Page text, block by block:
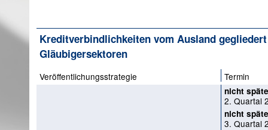
Kreditverbindlichkeiten vom Ausland
Gläubigersektoren
Veröffentlichungsstrategie Termin
nicht
2. Quartal
nicht
3. Quartal